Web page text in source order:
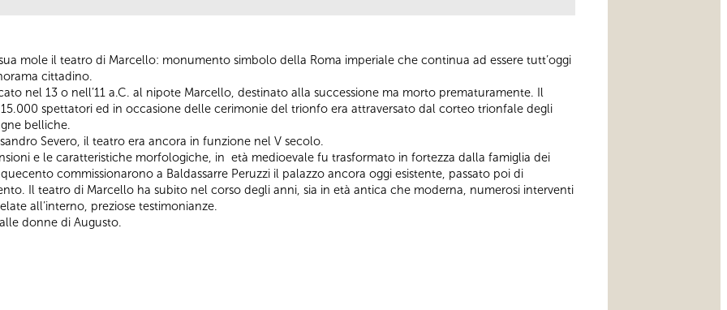
mole il teatro di Marcello: monumento simbolo della Roma imperiale che continua ad essere tutt’oggi
cittadino.
nel 13 o nell’11 a.C. al nipote Marcello, destinato alla successione ma morto prematuramente. Il
spettatori ed in occasione delle cerimonie del trionfo era attraversato dal corteo trionfale degli
belliche.
Severo, il teatro era ancora in funzione nel V secolo.
e le caratteristiche morfologiche, in età medioevale fu trasformato in fortezza dalla famiglia dei
commissionarono a Baldassarre Peruzzi il palazzo ancora oggi esistente, passato poi di
Il teatro di Marcello ha subito nel corso degli anni, sia in età antica che moderna, numerosi interventi
all’interno, preziose testimonianze.
donne di Augusto.